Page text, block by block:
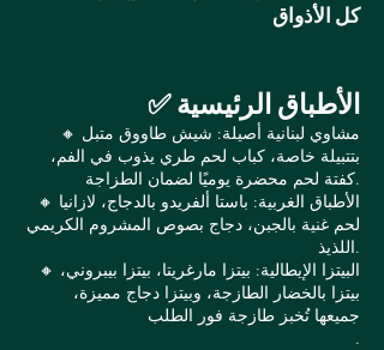
كل الأذواق
✅ الأطباق الرئيسية
🔸 مشاوي لبنانية أصيلة: شيش طاووق متبل
بتتبيلة خاصة، كباب لحم طري يذوب في الفم،
كفتة لحم محضرة يوميًا لضمان الطزاجة.
🔸 الأطباق الغربية: باستا ألفريدو بالدجاج، لازانيا
لحم غنية بالجبن، دجاج بصوص المشروم الكريمي
اللذيذ.
🔸 البيتزا الإيطالية: بيتزا مارغريتا، بيتزا بيبروني،
بيتزا بالخضار الطازجة، وبيتزا دجاج مميزة،
جميعها تُخبز طازجة فور الطلب
.